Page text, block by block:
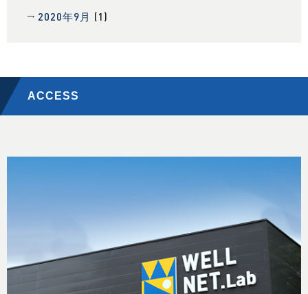
2020年9月 (1)
ACCESS